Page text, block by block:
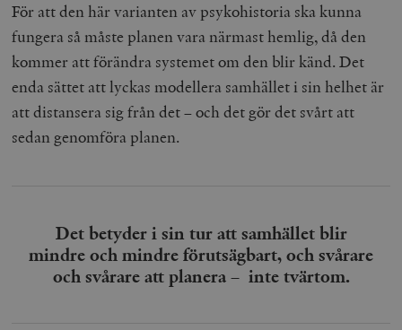
För att den här varianten av psykohistoria ska kunna
fungera så måste planen vara närmast hemlig, då den
kommer att förändra systemet om den blir känd. Det
enda sättet att lyckas modellera samhället i sin helhet är
att distansera sig från det – och det gör det svårt att
sedan genomföra planen.
Det betyder i sin tur att samhället blir
mindre och mindre förutsägbart, och svårare
och svårare att planera – inte tvärtom.